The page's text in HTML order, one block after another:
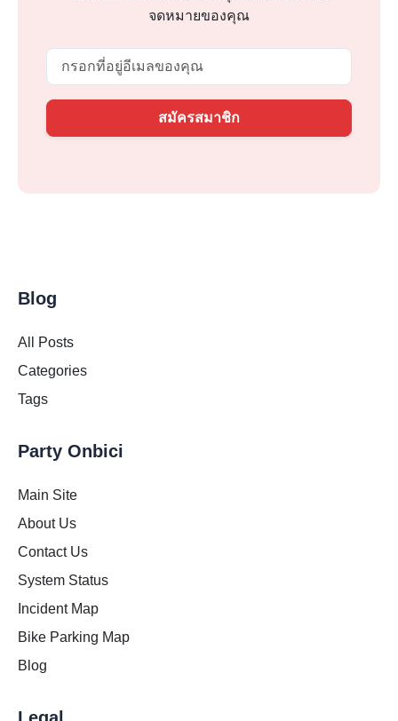
จดหมายของคุณ
สมัครสมาชิก
Blog
All Posts
Categories
Tags
Party Onbici
Main Site
About Us
Contact Us
System Status
Incident Map
Bike Parking Map
Blog